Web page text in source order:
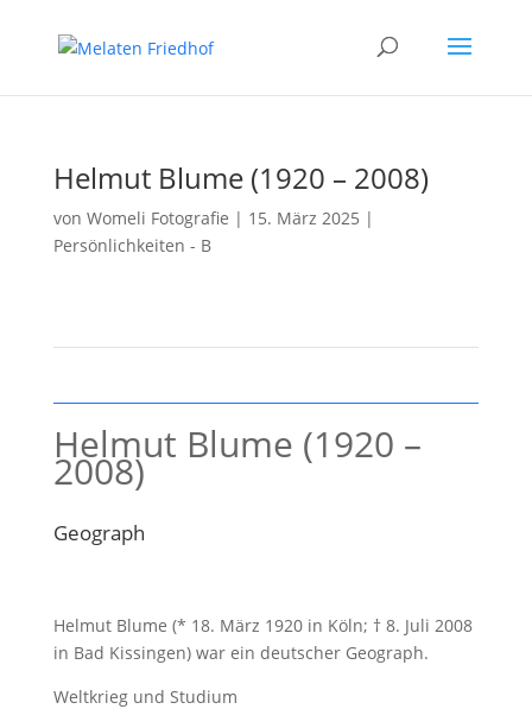
Helmut Blume (1920 – 2008)
von Womeli Fotografie | 15. März 2025 |
Persönlichkeiten - B
Helmut Blume (1920 –
2008)
Geograph
Helmut Blume (* 18. März 1920 in Köln; † 8. Juli 2008
in Bad Kissingen) war ein deutscher Geograph.
Weltkrieg und Studium